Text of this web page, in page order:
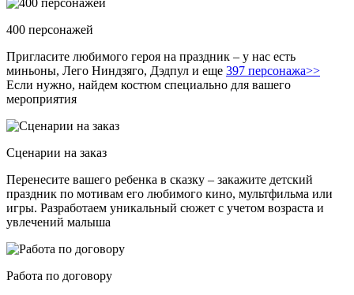
400 персонажей
Пригласите любимого героя на праздник – у нас есть
миньоны, Лего Ниндзяго, Дэдпул и еще 397 персонажа>>
Если нужно, найдем костюм специально для вашего
мероприятия
Сценарии на заказ
Перенесите вашего ребенка в сказку – закажите детский
праздник по мотивам его любимого кино, мультфильма или
игры. Разработаем уникальный сюжет с учетом возраста и
увлечений малыша
Работа по договору